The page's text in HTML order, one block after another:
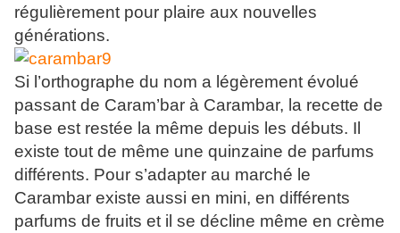
régulièrement pour plaire aux nouvelles
générations.
Si l’orthographe du nom a légèrement évolué
passant de Caram’bar à Carambar, la recette de
base est restée la même depuis les débuts. Il
existe tout de même une quinzaine de parfums
différents. Pour s’adapter au marché le
Carambar existe aussi en mini, en différents
parfums de fruits et il se décline même en crème